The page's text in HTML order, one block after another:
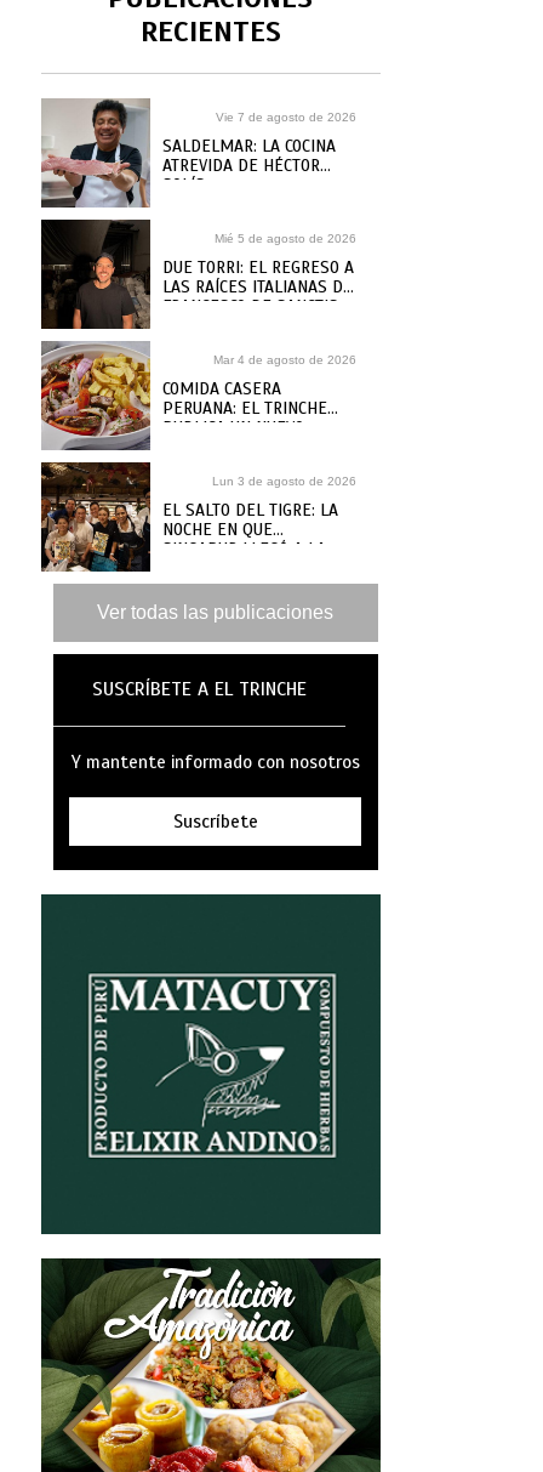
RECIENTES
Vie 7 de agosto de 2026
SALDELMAR: LA COCINA
ATREVIDA DE HÉCTOR
SOLÍS
Mié 5 de agosto de 2026
DUE TORRI: EL REGRESO A
LAS RAÍCES ITALIANAS DE
FRANCESCO DE SANCTIS
Mar 4 de agosto de 2026
COMIDA CASERA
PERUANA: EL TRINCHE
PUBLICA UN NUEVO
Lun 3 de agosto de 2026
EL SALTO DEL TIGRE: LA
NOCHE EN QUE
SINGAPUR LLEGÓ A LA
Ver todas las publicaciones
SUSCRÍBETE A EL TRINCHE
Y mantente informado con nosotros
Suscríbete